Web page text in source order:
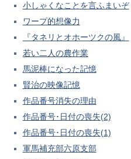
小しゃくなことを言ふまいぞ
ワープ的想像力
『タネリとオホーツクの風』
若い二人の農作業
馬泥棒になった記憶
賢治の映像記憶
作品番号消失の理由
作品番号･日付の喪失(2)
作品番号･日付の喪失(1)
軍馬補充部六原支部